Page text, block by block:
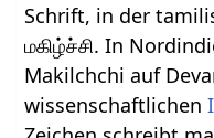
Schrift, in der
மகிழ்ச்சி. In
Makilchchi auf
wissenschaftlichen